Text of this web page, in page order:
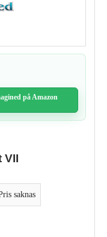
på Amazon
VII
saknas